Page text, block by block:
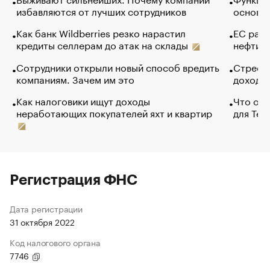
избавляются от лучших сотрудников
Как банк Wildberries резко нарастил
кредиты селлерам до атак на склады
Сотрудники открыли новый способ вредить
компаниям. Зачем им это
Как налоговики ищут доходы
неработающих покупателей яхт и квартир
основ
ЕС
нефти
Что
для
Регистрация ФНС
Дата регистрации
31 октября 2022
Код налогового органа
7746